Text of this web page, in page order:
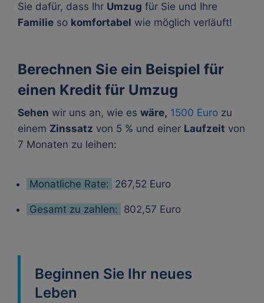
Sie dafür, dass Ihr Umzug für Sie und Ihre
Familie so komfortabel wie möglich verläuft!
Berechnen Sie ein Beispiel für
einen Kredit für Umzug
Sehen wir uns an, wie es wäre, 1500 Euro zu
einem Zinssatz von 5 % und einer Laufzeit von
7 Monaten zu leihen:
Monatliche Rate: 267,52 Euro
Gesamt zu zahlen: 802,57 Euro
Beginnen Sie Ihr neues
Leben